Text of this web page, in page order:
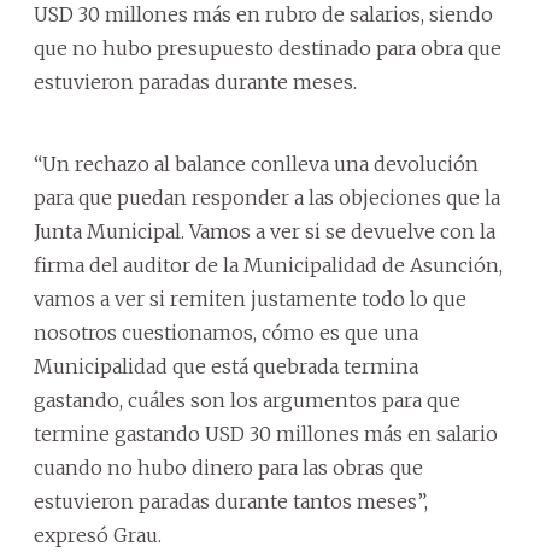
USD 30 millones más en rubro de salarios, siendo
que no hubo presupuesto destinado para obra que
estuvieron paradas durante meses.
“Un rechazo al balance conlleva una devolución
para que puedan responder a las objeciones que la
Junta Municipal. Vamos a ver si se devuelve con la
firma del auditor de la Municipalidad de Asunción,
vamos a ver si remiten justamente todo lo que
nosotros cuestionamos, cómo es que una
Municipalidad que está quebrada termina
gastando, cuáles son los argumentos para que
termine gastando USD 30 millones más en salario
cuando no hubo dinero para las obras que
estuvieron paradas durante tantos meses”,
expresó Grau.